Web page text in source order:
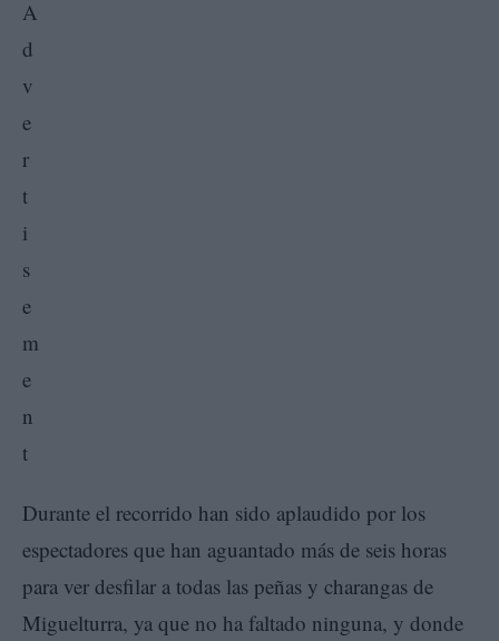
Durante el recorrido han sido aplaudido por los
espectadores que han aguantado más de seis horas
para ver desfilar a todas las peñas y charangas de
Miguelturra, ya que no ha faltado ninguna, y donde